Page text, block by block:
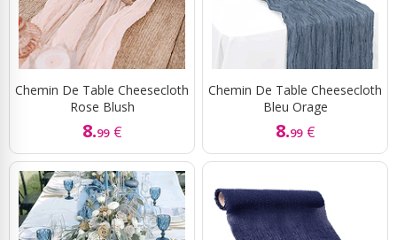
Chemin De Table Cheesecloth
Rose Blush
8.99 €
Chemin De Table Cheesecloth
Bleu Orage
8.99 €